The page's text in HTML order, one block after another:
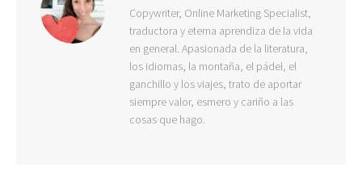
Copywriter, Online Marketing Specialist,
traductora y eterna aprendiza de la vida
en general. Apasionada de la literatura,
los idiomas, la montaña, el pádel, el
ganchillo y los viajes, trato de aportar
siempre valor, esmero y cariño a las
cosas que hago.